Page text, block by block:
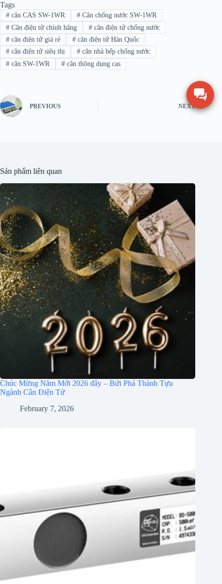
Tags
#cân CAS SW-1WR #Cân chống nước SW-1WR
#Cân điện tử chính hãng #cân điện tử chống nước
#cân điện tử giá rẻ #cân điện tử Hàn Quốc
#cân điện tử siêu thị #cân nhà bếp chống nước
#cân SW-1WR #cân thông dụng cas
PREVIOUS NEXT
Sản phẩm liên quan
Chúc Mừng Năm Mới 2026 đây – Bứt Phá Thành Tựu
Ngành Cân Điện Tử
February 7, 2026